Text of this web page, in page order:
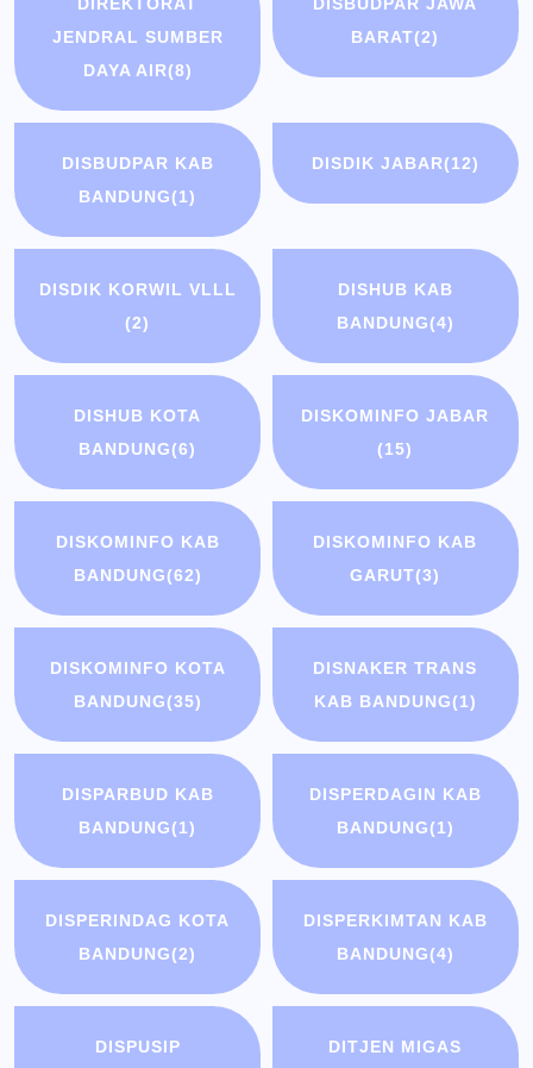
DIREKTORAT
JENDRAL SUMBER
DAYA AIR(8)
DISBUDPAR JAWA
BARAT(2)
DISBUDPAR KAB
BANDUNG(1)
DISDIK JABAR(12)
DISDIK KORWIL VLLL
(2)
DISHUB KAB
BANDUNG(4)
DISHUB KOTA
BANDUNG(6)
DISKOMINFO JABAR
(15)
DISKOMINFO KAB
BANDUNG(62)
DISKOMINFO KAB
GARUT(3)
DISKOMINFO KOTA
BANDUNG(35)
DISNAKER TRANS
KAB BANDUNG(1)
DISPARBUD KAB
BANDUNG(1)
DISPERDAGIN KAB
BANDUNG(1)
DISPERINDAG KOTA
BANDUNG(2)
DISPERKIMTAN KAB
BANDUNG(4)
DISPUSIP
DITJEN MIGAS